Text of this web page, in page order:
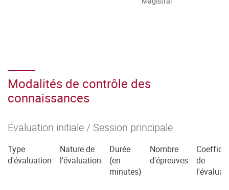
Modalités de contrôle des
connaissances
Évaluation initiale / Session principale
Type
d'évaluation
Nature de
l'évaluation
Durée
(en
minutes)
Nombre
d'épreuves
de